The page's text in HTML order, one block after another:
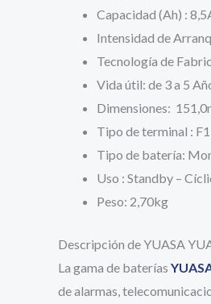
Capacidad (Ah) :
Intensidad de
Tecnología de
Vida útil: de 3 a 5
Dimensiones:
Tipo de terminal : F1
Tipo de batería:
Uso : Standby –
Peso: 2,70kg
Descripción de YUASA
La gama de baterías
de alarmas,